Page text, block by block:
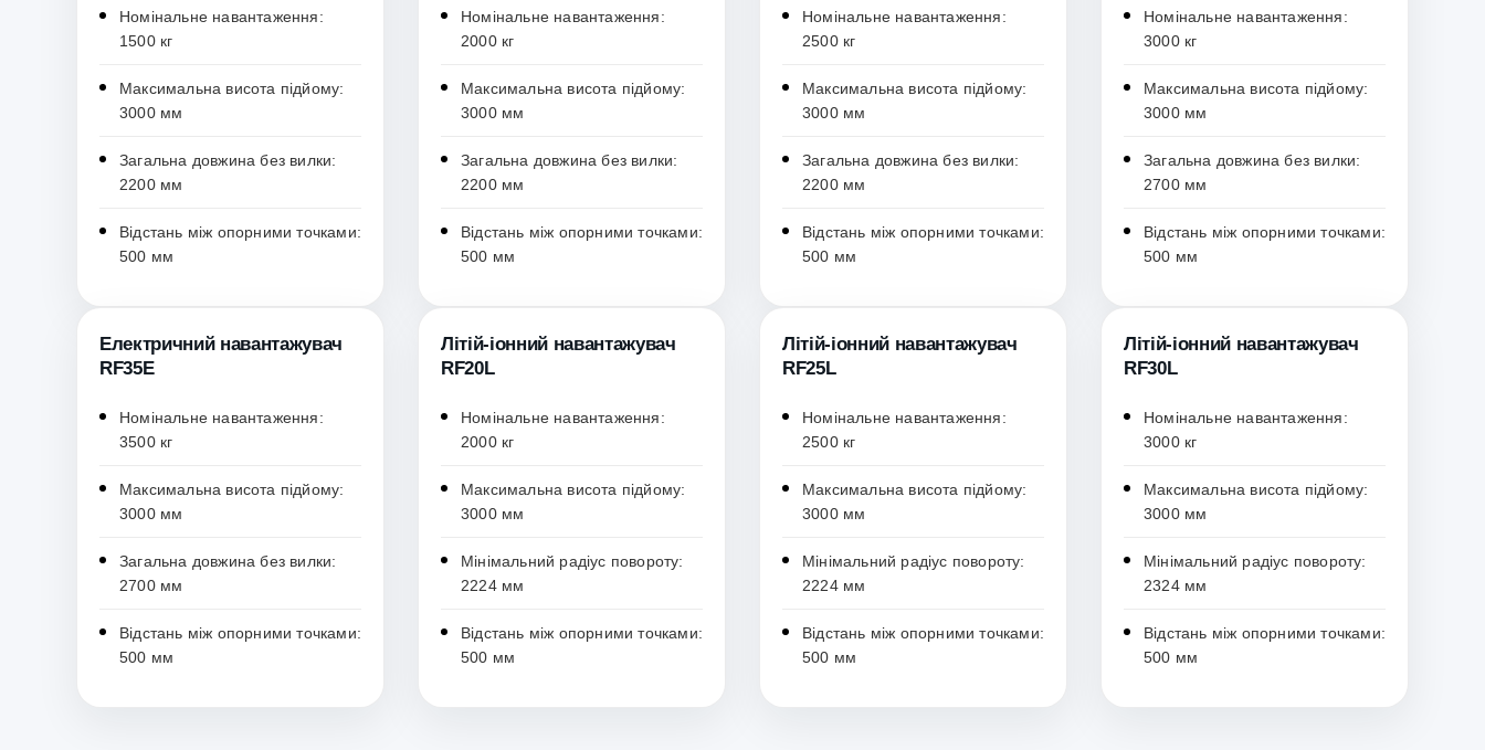
Номінальне навантаження:
1500 кг
Максимальна висота підйому:
3000 мм
Загальна довжина без вилки:
2200 мм
Відстань між опорними точками:
500 мм
Номінальне навантаження:
2000 кг
Максимальна висота підйому:
3000 мм
Загальна довжина без вилки:
2200 мм
Відстань між опорними точками:
500 мм
Номінальне навантаження:
2500 кг
Максимальна висота підйому:
3000 мм
Загальна довжина без вилки:
2200 мм
Відстань між опорними точками:
500 мм
Номінальне навантаження:
3000 кг
Максимальна висота підйому:
3000 мм
Загальна довжина без вилки:
2700 мм
Відстань між опорними точками:
500 мм
Електричний навантажувач
RF35E
Номінальне навантаження:
3500 кг
Максимальна висота підйому:
3000 мм
Загальна довжина без вилки:
2700 мм
Відстань між опорними точками:
500 мм
Літій-іонний навантажувач
RF20L
Номінальне навантаження:
2000 кг
Максимальна висота підйому:
3000 мм
Мінімальний радіус повороту:
2224 мм
Відстань між опорними точками:
500 мм
Літій-іонний навантажувач
RF25L
Номінальне навантаження:
2500 кг
Максимальна висота підйому:
3000 мм
Мінімальний радіус повороту:
2224 мм
Відстань між опорними точками:
500 мм
Літій-іонний навантажувач
RF30L
Номінальне навантаження:
3000 кг
Максимальна висота підйому:
3000 мм
Мінімальний радіус повороту:
2324 мм
Відстань між опорними точками:
500 мм